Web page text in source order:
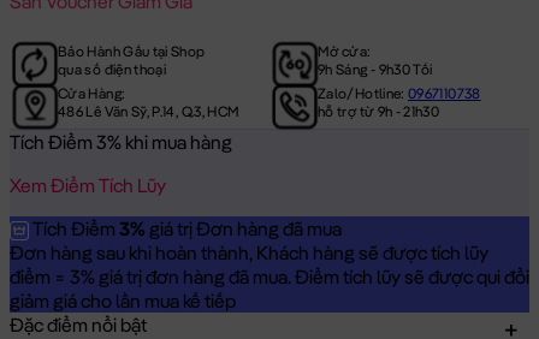
Bảo Hành Gấu tại Shop
qua số điện thoại
Mở cửa:
9h Sáng - 9h30 Tối
Cửa Hàng:
486 Lê Văn Sỹ, P.14, Q.3, HCM
Zalo/Hotline:0967110738
hỗ trợ từ 9h - 21h30
Tích Điểm 3% khi mua hàng
Xem Điểm Tích Lũy
Tích Điểm 3% giá trị Đơn hàng đã mua
Đơn hàng sau khi hoàn thành, Khách hàng sẽ được tích lũy
điểm = 3% giá trị đơn hàng đã mua. Điểm tích lũy sẽ được qui đổi
giảm giá cho lần mua kế tiếp
Đặc điểm nổi bật